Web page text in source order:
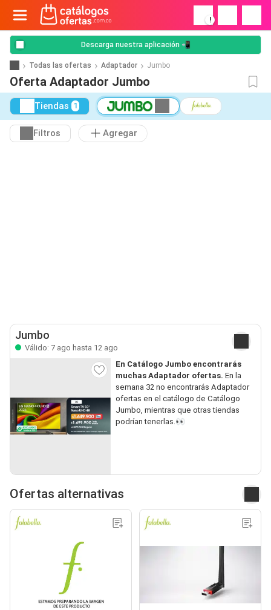
!
Descarga nuestra aplicación 📲
Todas las ofertas Adaptador Jumbo
Oferta Adaptador Jumbo
Tiendas 1
Filtros Agregar
Jumbo
Válido: 7 ago hasta 12 ago
En Catálogo Jumbo encontrarás
muchas Adaptador ofertas. En la
semana 32 no encontrarás Adaptador
ofertas en el catálogo de Catálogo
Jumbo, mientras que otras tiendas
podrían tenerlas.👀
Ofertas alternativas